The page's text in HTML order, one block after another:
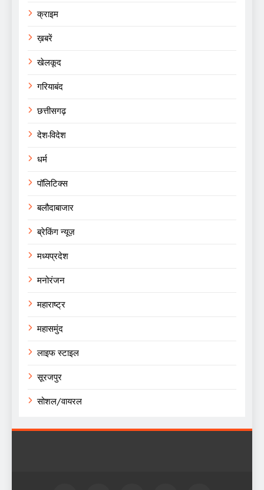
क्राइम
ख़बरें
खेलकूद
गरियाबंद
छत्तीसगढ़
देश-विदेश
धर्म
पॉलिटिक्स
बलौदाबाजार
ब्रेकिंग न्यूज़
मध्यप्रदेश
मनोरंजन
महाराष्ट्र
महासमुंद
लाइफ स्टाइल
सूरजपुर
सोशल/वायरल